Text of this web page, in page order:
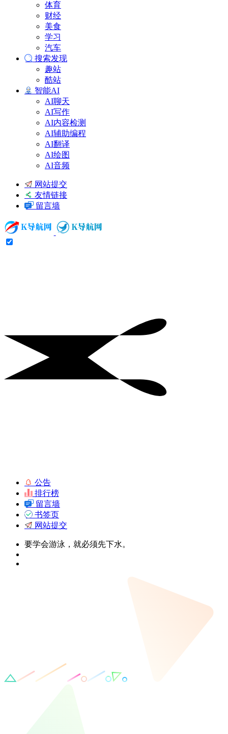
体育
财经
美食
学习
汽车
搜索发现
趣站
酷站
智能AI
AI聊天
AI写作
AI内容检测
AI辅助编程
AI翻译
AI绘图
AI音频
网站提交
友情链接
留言墙
公告
排行榜
留言墙
书签页
网站提交
要学会游泳，就必须先下水。